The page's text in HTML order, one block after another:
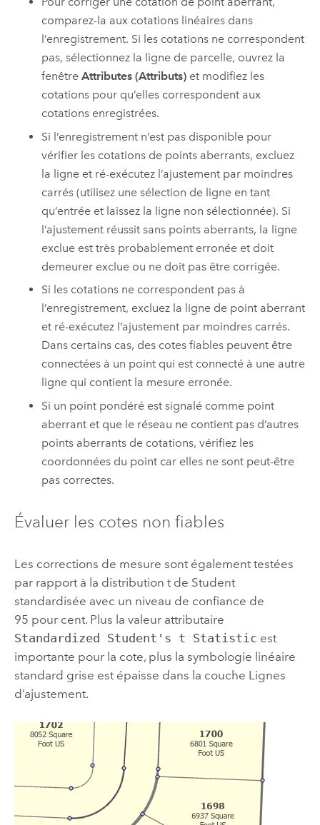
comparez-la aux cotations linéaires dans
l’enregistrement. Si les cotations ne correspondent
pas, sélectionnez la ligne de parcelle, ouvrez la
fenêtreAttributes (Attributs) et modifiez les
cotations pour qu’elles correspondent aux
cotations enregistrées.
Si l’enregistrement n’est pas disponible pour
vérifier les cotations de points aberrants, excluez
la ligne et ré-exécutez l’ajustement par moindres
carrés (utilisez une sélection de ligne en tant
qu’entrée et laissez la ligne non sélectionnée). Si
l’ajustement réussit sans points aberrants, la ligne
exclue est très probablement erronée et doit
demeurer exclue ou ne doit pas être corrigée.
Si les cotations ne correspondent pas à
l’enregistrement, excluez la ligne de point aberrant
et ré-exécutez l’ajustement par moindres carrés.
Dans certains cas, des cotes fiables peuvent être
connectées à un point qui est connecté à une autre
ligne qui contient la mesure erronée.
Si un point pondéré est signalé comme point
aberrant et que le réseau ne contient pas d’autres
points aberrants de cotations, vérifiez les
coordonnées du point car elles ne sont peut-être
pas correctes.
Évaluer les cotes non fiables
Les corrections de mesure sont également testées
par rapport à la distribution t de Student
standardisée avec un niveau de confiance de
95 pour cent. Plus la valeur attributaire
Standardized Student's t Statistic est
importante pour la cote, plus la symbologie linéaire
standard grise est épaisse dans la couche Lignes
d’ajustement.